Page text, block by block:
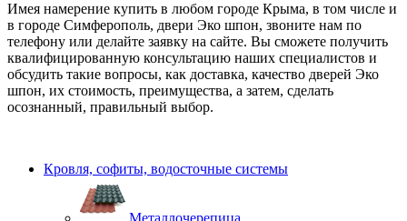
Имея намерение купить в любом городе Крыма, в том числе и
в городе Симферополь, двери Эко шпон, звоните нам по
телефону или делайте заявку на сайте. Вы сможете получить
квалифицированную консультацию наших специалистов и
обсудить такие вопросы, как доставка, качество дверей Эко
шпон, их стоимость, преимущества, а затем, сделать
осознанный, правильный выбор.
Кровля, софиты, водосточные системы
Металлочерепица